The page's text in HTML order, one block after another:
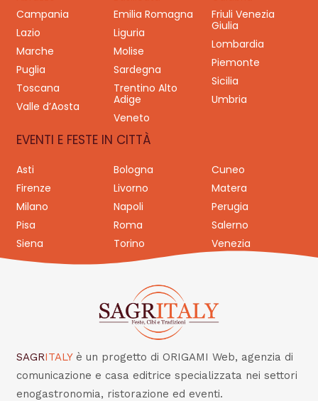
Campania
Emilia Romagna
Friuli Venezia
Giulia
Lazio
Liguria
Lombardia
Marche
Molise
Piemonte
Puglia
Sardegna
Sicilia
Toscana
Trentino Alto
Adige
Umbria
Valle d’Aosta
Veneto
EVENTI E FESTE IN CITTÀ
Asti Bologna
Cuneo
Firenze
Livorno
Matera
Milano
Napoli
Perugia
Pisa
Roma
Salerno
Siena
Torino Venezia
SAGRITALY è un progetto di ORIGAMI Web, agenzia di
comunicazione e casa editrice specializzata nei settori
enogastronomia, ristorazione ed eventi.